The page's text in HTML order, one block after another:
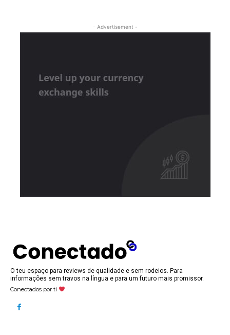
- Advertisement -
O teu espaço para reviews de qualidade e sem rodeios. Para
informações sem travos na língua e para um futuro mais promissor.
Conectados por ti